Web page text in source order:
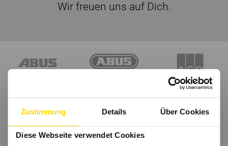
Zustimmung Details Über Cookies
Diese Webseite verwendet Cookies
Wir freuen uns auf Dich.